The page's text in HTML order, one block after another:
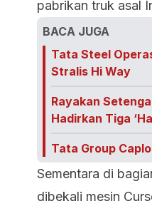
pabrikan truk asal
BACA JUGA
Tata Steel
Stralis Hi Way
Rayakan
Hadirkan Tiga
Tata Group
Sementara di
dibekali mesin